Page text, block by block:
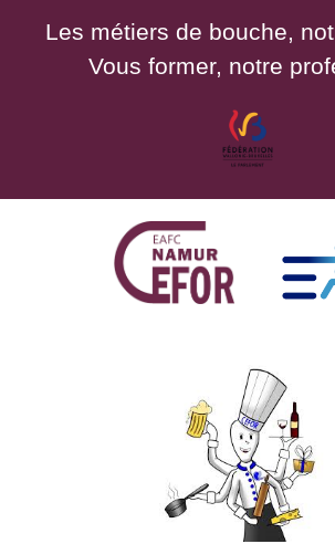
Les métiers de bouche,
Vous former, notre